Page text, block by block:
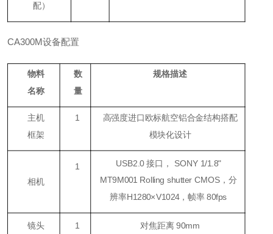
配）
CA300M设备配置
物料
名称
数
量
规格描述
主机
框架
1 高强度进口欧标航空铝合金结构搭配
模块化设计
相机
1 USB2.0 接口， SONY 1/1.8"
MT9M001 Rolling shutter CMOS，分
辨率H1280×V1024，帧率 80fps
镜头 1 对焦距离 90mm